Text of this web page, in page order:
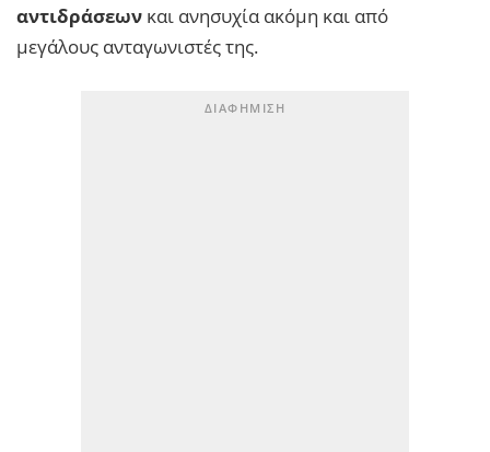
αντιδράσεων και ανησυχία ακόμη και από
μεγάλους ανταγωνιστές της.